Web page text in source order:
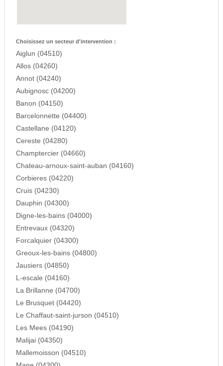
Choisissez un secteur d'intervention :
Aiglun (04510)
Allos (04260)
Annot (04240)
Aubignosc (04200)
Banon (04150)
Barcelonnette (04400)
Castellane (04120)
Cereste (04280)
Champtercier (04660)
Chateau-arnoux-saint-auban (04160)
Corbieres (04220)
Cruis (04230)
Dauphin (04300)
Digne-les-bains (04000)
Entrevaux (04320)
Forcalquier (04300)
Greoux-les-bains (04800)
Jausiers (04850)
L-escale (04160)
La Brillanne (04700)
Le Brusquet (04420)
Le Chaffaut-saint-jurson (04510)
Les Mees (04190)
Malijai (04350)
Mallemoisson (04510)